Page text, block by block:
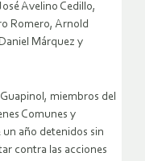
Avelino Cedillo,
Romero, Arnold
Márquez y
miembros del
Comunes y
un año detenidos sin
contra las acciones